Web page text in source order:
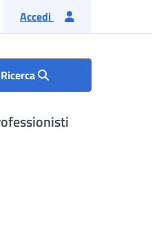
italiana
Accedi
Ricerca